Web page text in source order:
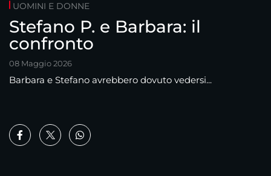
UOMINI E DONNE
Stefano P. e Barbara: il
confronto
08 Maggio 2026
Barbara e Stefano avrebbero dovuto vedersi...